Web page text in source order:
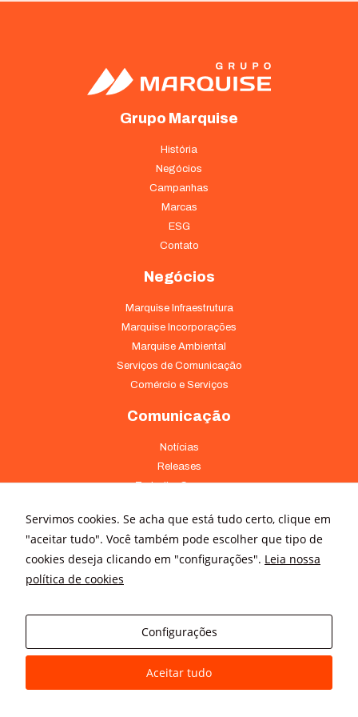
Grupo Marquise
História
Negócios
Campanhas
Marcas
ESG
Contato
Negócios
Marquise Infraestrutura
Marquise Incorporações
Marquise Ambiental
Serviços de Comunicação
Comércio e Serviços
Comunicação
Notícias
Releases
Trabalhe Conosco
Onde Estamos
Av. Pontes Vieira, 1838 - Dionísio Torres Fortaleza - CE 60135-238
(85) 4008-3322 ou 4008-3333
Av Brigadeiro Faria Lima, 3015 – conj. 41 - Jardim Paulistano São
Paulo - SP 01452-000 - (11) 3166-5500
Servimos cookies. Se acha que está tudo certo, clique em
"aceitar tudo". Você também pode escolher que tipo de
cookies deseja clicando em "configurações". Leia nossa
política de cookies
Configurações
Aceitar tudo